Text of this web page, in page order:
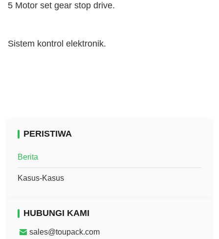
5 Motor set gear stop drive.
Sistem kontrol elektronik.
PERISTIWA
Berita
Kasus-Kasus
HUBUNGI KAMI
sales@toupack.com